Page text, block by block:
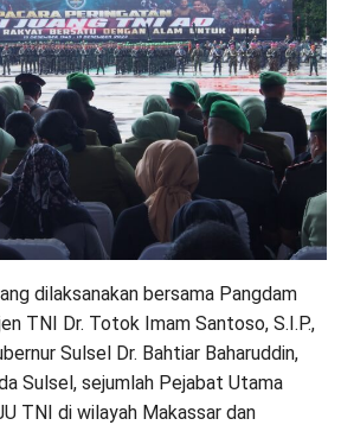
dilaksanakan bersama Pangdam
TNI Dr. Totok Imam Santoso, S.I.P.,
Sulsel Dr. Bahtiar Baharuddin,
Sulsel, sejumlah Pejabat Utama
TNI di wilayah Makassar dan